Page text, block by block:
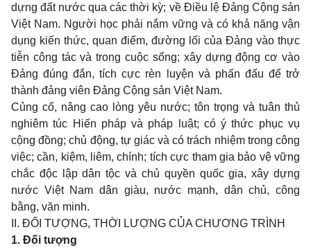
dựng đất nước qua các thời kỳ; về Điều lệ Đảng Cộng sản
Việt Nam. Người học phải nắm vững và có khả năng vận
dụng kiến thức, quan điểm, đường lối của Đảng vào thực
tiễn công tác và trong cuộc sống; xây dựng động cơ vào
Đảng đúng đắn, tích cực rèn luyện và phấn đấu để trở
thành đảng viên Đảng Cộng sản Việt Nam.
Củng cố, nâng cao lòng yêu nước; tôn trọng và tuân thủ
nghiêm túc Hiến pháp và pháp luật; có ý thức phục vụ
cộng đồng; chủ động, tự giác và có trách nhiệm trong công
việc; cần, kiệm, liêm, chính; tích cực tham gia bảo vệ vững
chắc độc lập dân tộc và chủ quyền quốc gia, xây dựng
nước Việt Nam dân giàu, nước mạnh, dân chủ, công
bằng, văn minh.
II. ĐỐI TƯỢNG, THỜI LƯỢNG CỦA CHƯƠNG TRÌNH
1. Đối tượng